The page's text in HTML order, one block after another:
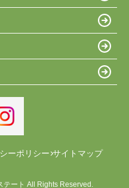
ーポリシー サイトマップ
テート All Rights Reserved.